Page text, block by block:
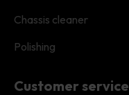
Chassis cleaner
Polishing
Customer service